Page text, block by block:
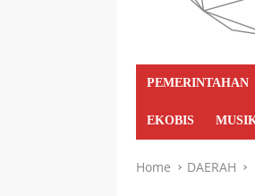
PEMERINTAHAN
EKOBIS
Home DAERAH